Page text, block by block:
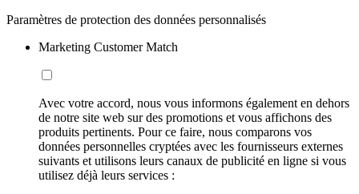
Paramètres de protection des données personnalisés
Marketing Customer Match
Avec votre accord, nous vous informons également en dehors
de notre site web sur des promotions et vous affichons des
produits pertinents. Pour ce faire, nous comparons vos
données personnelles cryptées avec les fournisseurs externes
suivants et utilisons leurs canaux de publicité en ligne si vous
utilisez déjà leurs services :